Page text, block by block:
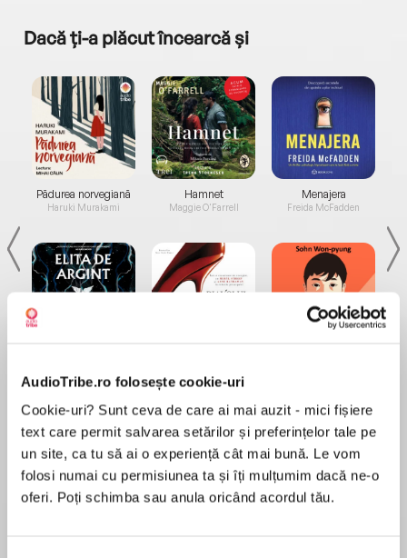
AudioTribe.ro folosește cookie-uri
Cookie-uri? Sunt ceva de care ai mai auzit - mici fișiere
text care permit salvarea setărilor și preferințelor tale pe
un site, ca tu să ai o experiență cât mai bună. Le vom
folosi numai cu permisiunea ta și îți mulțumim dacă ne-o
oferi. Poți schimba sau anula oricând acordul tău.
Dacă ți-a plăcut încearcă și
Pădurea norvegiană
Haruki Murakami
de...
Dani Francis
Hamnet
Maggie O'Farrell
la...
Lauren Weisberger
Menajera
Freida McFadden
Desprecarte
The stars of the Big Dipper have led a runaway